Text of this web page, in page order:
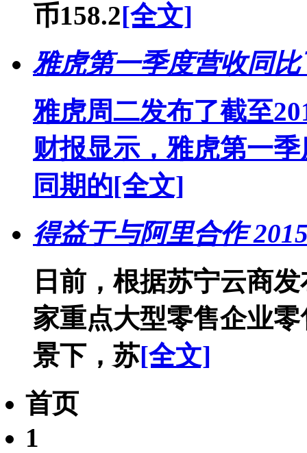
币158.2[全文]
雅虎第一季度营收同
雅虎周二发布了截至
财报显示，雅虎第一
同期的[全文]
得益于与阿里合作
日前，根据苏宁云商
家重点大型零售企业
景下，苏[全文]
首页
1